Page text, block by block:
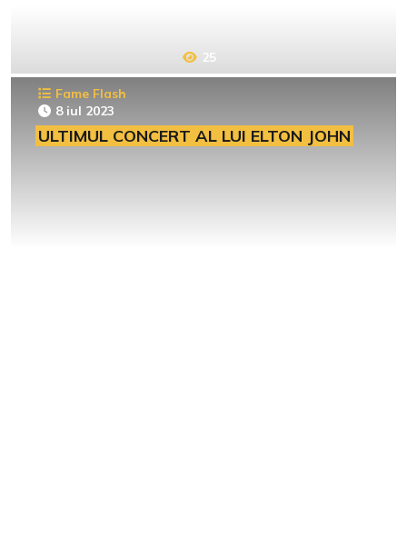
25
Fame Flash
8 iul 2023
ULTIMUL CONCERT AL LUI ELTON JOHN